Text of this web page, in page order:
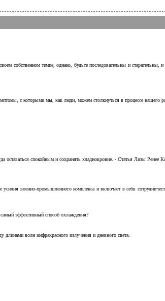
собственном темпе, однако, будьте последовательны и старательны,
с которыми мы, как люди, можем столкнуться в процессе нашего
спокойным и сохранять хладнокровие. - Статья Лизы Ренее
военно-промышленного комплекса и включает в себя
эффективный способ охлаждения?
волн инфракрасного излучения и дневного света.